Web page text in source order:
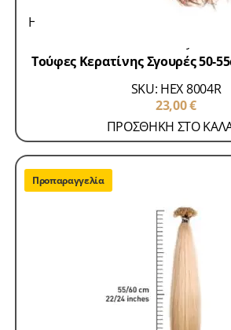
Hair Extensions 100% Remy
Τούφες Κερατίνης Σγουρές 50-
SKU: HEX 8004R
23,00€
ΠΡΟΣΘΗΚΗ ΣΤΟ
Προπαραγγελία